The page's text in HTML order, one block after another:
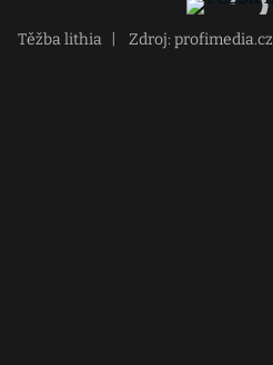
Těžba lithia Zdroj: profimedia.cz